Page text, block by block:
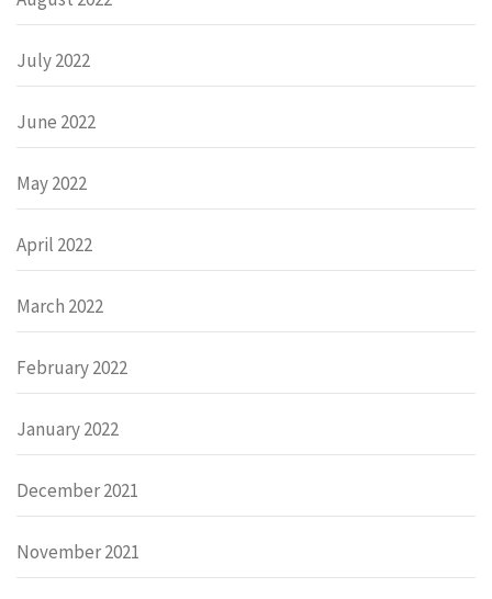
July 2022
June 2022
May 2022
April 2022
March 2022
February 2022
January 2022
December 2021
November 2021